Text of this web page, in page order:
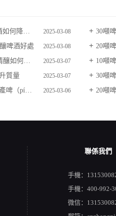
低苦味 2025-03-08 30噸啤
啤酒好處 2025-03-08 20噸啤
（dà）麥 2025-03-07 10噸啤
質量 2025-03-07 30噸啤
（fāng）式 2025-03-06 20噸啤
聯係我們
手機：
手機：400-992-
微信：